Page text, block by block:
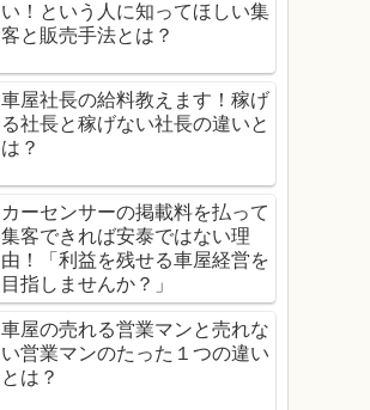
い！という人に知ってほしい集
客と販売手法とは？
車屋社長の給料教えます！稼げ
る社長と稼げない社長の違いと
は？
カーセンサーの掲載料を払って
集客できれば安泰ではない理
由！「利益を残せる車屋経営を
目指しませんか？」
車屋の売れる営業マンと売れな
い営業マンのたった１つの違い
とは？